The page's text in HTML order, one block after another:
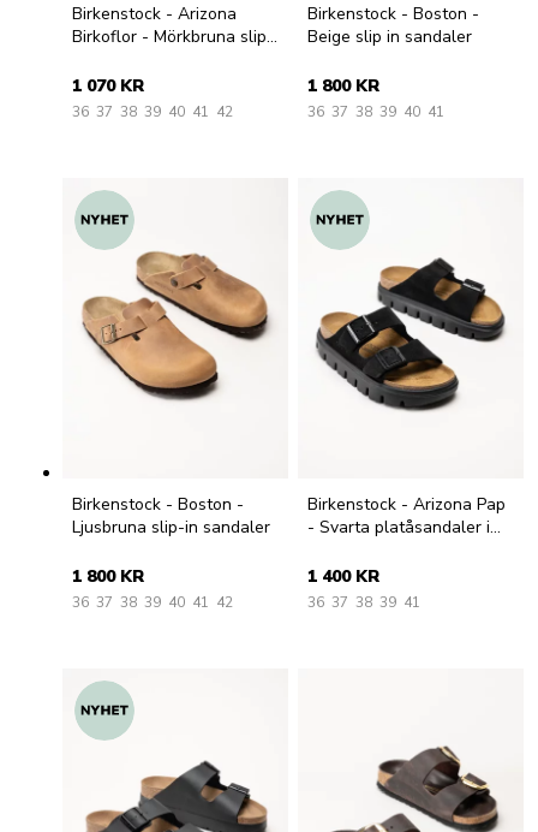
Birkenstock - Arizona
Birkoflor - Mörkbruna slip
1 070 KR
36 37 38 39 40 41 42
Birkenstock - Boston -
Beige slip in sandaler
1 800 KR
36 37 38 39 40 41
Birkenstock - Boston -
Ljusbruna slip-in sandaler
1 800 KR
36 37 38 39 40 41 42
Birkenstock - Arizona Pap
- Svarta platåsandaler i
1 400 KR
36 37 38 39 41